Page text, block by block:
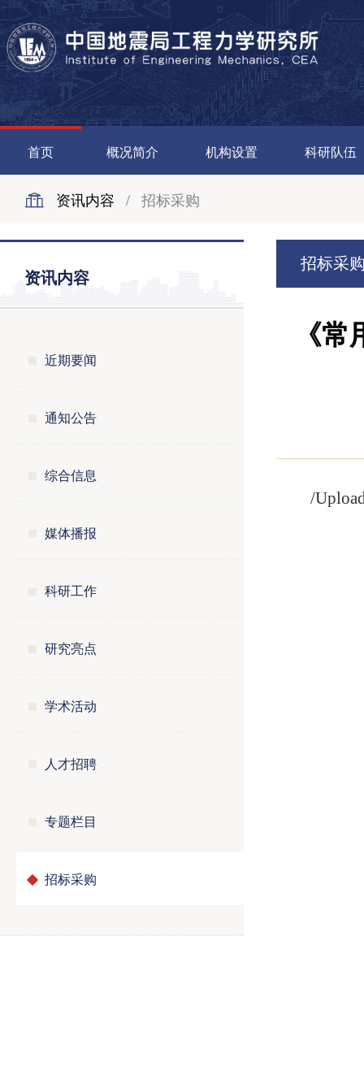
首页 概况简介 机构设置 科研队伍
资讯内容 / 招标采购
资讯内容
近期要闻
通知公告
综合信息
媒体播报
科研工作
研究亮点
学术活动
人才招聘
专题栏目
招标采购
招标采
《
/